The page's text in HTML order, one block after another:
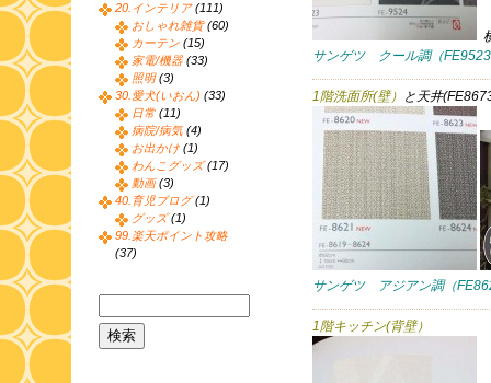
サンゲツ クール調（
1階洗面所(壁） と天井
サンゲツ アジアン調（
1階キッチン(背壁）
20.インテリア(111)
おしゃれ雑貨(60)
カーテン (15)
家電/機器 (33)
照明(3)
30.愛犬(いおん) (33)
日常 (11)
病院/病気 (4)
お出かけ (1)
わんこグッズ(17)
動画(3)
40.育児ブログ(1)
グッズ(1)
99.楽天ポイント攻略
(37)